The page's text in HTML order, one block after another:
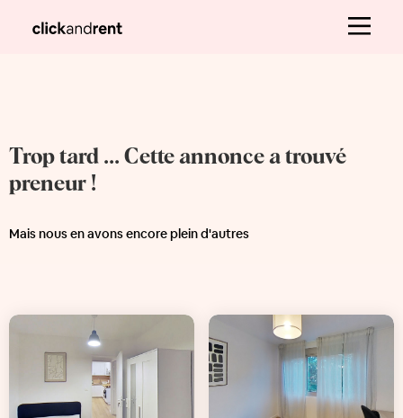
Trop tard ... Cette annonce a trouvé
preneur !
Mais nous en avons encore plein d'autres